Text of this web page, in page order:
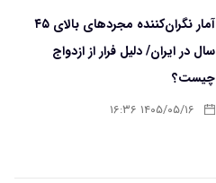
آمار نگران‌کننده مجردهای بالای ۴۵
سال در ایران/ دلیل فرار از ازدواج
چیست؟
۱۴۰۵/۰۵/۱۶ ۱۶:۳۶